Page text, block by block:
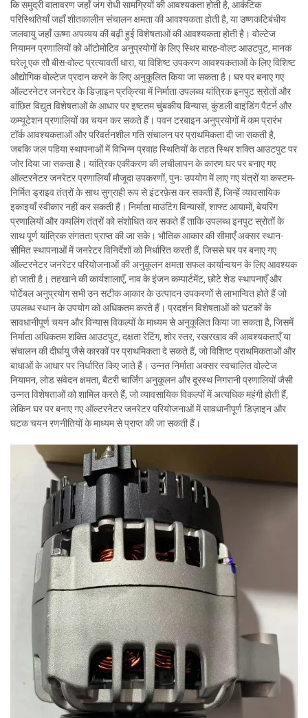
कि समुद्री वातावरण जहाँ जंग रोधी सामग्रियों की आवश्यकता होती है, आर्कटिक
परिस्थितियाँ जहाँ शीतकालीन संचालन क्षमता की आवश्यकता होती है, या उष्णकटिबंधीय
जलवायु जहाँ ऊष्मा अपव्यय की बढ़ी हुई विशेषताओं की आवश्यकता होती है। वोल्टेज
नियामन प्रणालियों को ऑटोमोटिव अनुप्रयोगों के लिए स्थिर बारह-वोल्ट आउटपुट, मानक
घरेलू एक सौ बीस-वोल्ट प्रत्यावर्ती धारा, या विशिष्ट उपकरण आवश्यकताओं के लिए विशिष्ट
औद्योगिक वोल्टेज प्रदान करने के लिए अनुकूलित किया जा सकता है। घर पर बनाए गए
ऑल्टरनेटर जनरेटर के डिज़ाइन प्रक्रिया में निर्माता उपलब्ध यांत्रिक इनपुट स्रोतों और
वांछित विद्युत विशेषताओं के आधार पर इष्टतम चुंबकीय विन्यास, कुंडली वाइंडिंग पैटर्न और
कम्यूटेशन प्रणालियों का चयन कर सकते हैं। पवन टरबाइन अनुप्रयोगों में कम प्रारंभ
टॉर्क आवश्यकताओं और परिवर्तनशील गति संचालन पर प्राथमिकता दी जा सकती है,
जबकि जल पहिया स्थापनाओं में विभिन्न प्रवाह स्थितियों के तहत स्थिर शक्ति आउटपुट पर
जोर दिया जा सकता है। यांत्रिक एकीकरण की लचीलापन के कारण घर पर बनाए गए
ऑल्टरनेटर जनरेटर प्रणालियाँ मौजूदा उपकरणों, पुनः उपयोग में लाए गए यंत्रों या कस्टम-
निर्मित ड्राइव तंत्रों के साथ सुग्राही रूप से इंटरफ़ेस कर सकती हैं, जिन्हें व्यावसायिक
इकाइयाँ स्वीकार नहीं कर सकती हैं। निर्माता माउंटिंग विन्यासों, शाफ्ट आयामों, बेयरिंग
प्रणालियों और कपलिंग तंत्रों को संशोधित कर सकते हैं ताकि उपलब्ध इनपुट स्रोतों के
साथ पूर्ण यांत्रिक संगतता प्राप्त की जा सके। भौतिक आकार की सीमाएँ अक्सर स्थान-
सीमित स्थापनाओं में जनरेटर विनिर्देशों को निर्धारित करती हैं, जिससे घर पर बनाए गए
ऑल्टरनेटर जनरेटर परियोजनाओं की अनुकूलन क्षमता सफल कार्यान्वयन के लिए आवश्यक
हो जाती है। तहखाने की कार्यशालाएँ, नाव के इंजन कम्पार्टमेंट, छोटे शेड स्थापनाएँ और
पोर्टेबल अनुप्रयोग सभी उन सटीक आकार के उत्पादन उपकरणों से लाभान्वित होते हैं जो
उपलब्ध स्थान के उपयोग को अधिकतम करते हैं। प्रदर्शन विशेषताओं को घटकों के
सावधानीपूर्ण चयन और विन्यास विकल्पों के माध्यम से अनुकूलित किया जा सकता है, जिसमें
निर्माता अधिकतम शक्ति आउटपुट, दक्षता रेटिंग, शोर स्तर, रखरखाव की आवश्यकताएँ या
संचालन की दीर्घायु जैसे कारकों पर प्राथमिकता दे सकते हैं, जो विशिष्ट प्राथमिकताओं और
बाधाओं के आधार पर निर्धारित किए जाते हैं। उन्नत निर्माता अक्सर स्वचालित वोल्टेज
नियामन, लोड संवेदन क्षमता, बैटरी चार्जिंग अनुकूलन और दूरस्थ निगरानी प्रणालियों जैसी
उन्नत विशेषताओं को शामिल करते हैं, जो व्यावसायिक विकल्पों में अत्यधिक महंगी होती हैं,
लेकिन घर पर बनाए गए ऑल्टरनेटर जनरेटर परियोजनाओं में सावधानीपूर्ण डिज़ाइन और
घटक चयन रणनीतियों के माध्यम से प्राप्त की जा सकती हैं।